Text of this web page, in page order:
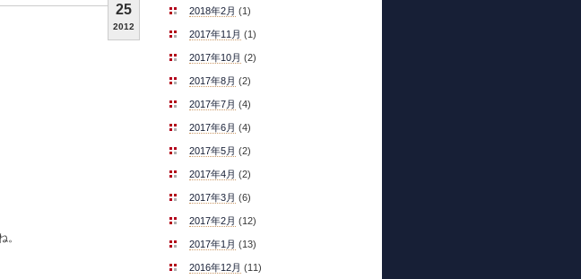
25
2012
。
2018年2月 (1)
2017年11月 (1)
2017年10月 (2)
2017年8月 (2)
2017年7月 (4)
2017年6月 (4)
2017年5月 (2)
2017年4月 (2)
2017年3月 (6)
2017年2月 (12)
2017年1月 (13)
2016年12月 (11)